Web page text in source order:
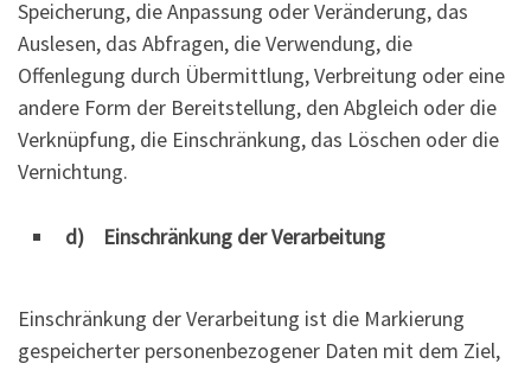
Speicherung, die Anpassung oder Veränderung, das
Auslesen, das Abfragen, die Verwendung, die
Offenlegung durch Übermittlung, Verbreitung oder eine
andere Form der Bereitstellung, den Abgleich oder die
Verknüpfung, die Einschränkung, das Löschen oder die
Vernichtung.
d) Einschränkung der Verarbeitung
Einschränkung der Verarbeitung ist die Markierung
gespeicherter personenbezogener Daten mit dem Ziel,